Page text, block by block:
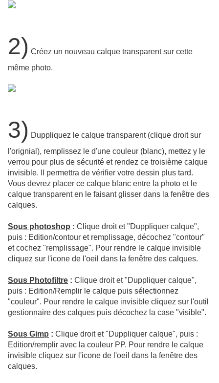
2) Créez un nouveau calque transparent sur cette
même photo.
3) Duppliquez le calque transparent (clique droit sur
l'orignial), remplissez le d'une couleur (blanc), mettez y le
verrou pour plus de sécurité et rendez ce troisième calque
invisible. Il permettra de vérifier votre dessin plus tard.
Vous devrez placer ce calque blanc entre la photo et le
calque transparent en le faisant glisser dans la fenêtre des
calques.
Sous photoshop : Clique droit et "Duppliquer calque",
puis : Edition/contour et remplissage, décochez "contour"
et cochez "remplissage". Pour rendre le calque invisible
cliquez sur l'icone de l'oeil dans la fenêtre des calques.
Sous Photofiltre : Clique droit et "Duppliquer calque",
puis : Edition/Remplir le calque puis sélectionnez
"couleur". Pour rendre le calque invisible cliquez sur l'outil
gestionnaire des calques puis décochez la case "visible".
Sous Gimp : Clique droit et "Duppliquer calque", puis :
Edition/remplir avec la couleur PP. Pour rendre le calque
invisible cliquez sur l'icone de l'oeil dans la fenêtre des
calques.